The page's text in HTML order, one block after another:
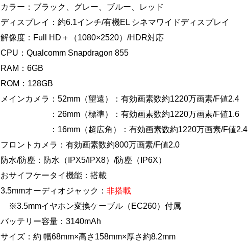
カラー：ブラック、グレー、ブルー、レッド
ディスプレイ：約6.1インチ/有機EL シネマワイドディスプレイ
解像度：Full HD＋（1080×2520）/HDR対応
CPU：Qualcomm Snapdragon 855
RAM：6GB
ROM：128GB
メインカメラ：52mm（望遠）：有効画素数約1220万画素/F値2.4
：26mm（標準）：有効画素数約1220万画素/F値1.6
：16mm（超広角）：有効画素数約1220万画素/F値2.4
フロントカメラ：有効画素数約800万画素/F値2.0
防水/防塵：防水（IPX5/IPX8）/防塵（IP6X）
おサイフケータイ機能：搭載
3.5mmオーディオジャック：非搭載
※3.5mmイヤホン変換ケーブル（EC260）付属
バッテリー容量：3140mAh
サイズ：約 幅68mm×高さ158mm×厚さ約8.2mm